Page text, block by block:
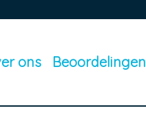
ons Beoordelingen